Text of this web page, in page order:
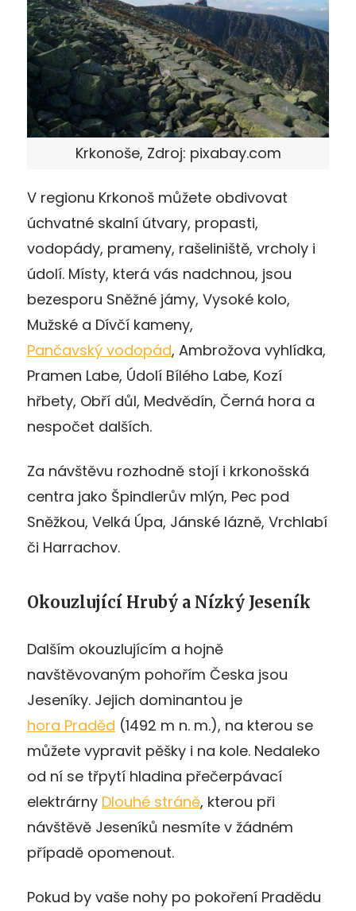
Krkonoše, Zdroj: pixabay.com
V regionu Krkonoš můžete obdivovat
úchvatné skalní útvary, propasti,
vodopády, prameny, rašeliniště, vrcholy i
údolí. Místy, která vás nadchnou, jsou
bezesporu Sněžné jámy, Vysoké kolo,
Mužské a Dívčí kameny,
Pančavský vodopád, Ambrožova vyhlídka,
Pramen Labe, Údolí Bílého Labe, Kozí
hřbety, Obří důl, Medvědín, Černá hora a
nespočet dalších.
Za návštěvu rozhodně stojí i krkonošská
centra jako Špindlerův mlýn, Pec pod
Sněžkou, Velká Úpa, Jánské lázně, Vrchlabí
či Harrachov.
Okouzlující Hrubý a Nízký Jeseník
Dalším okouzlujícím a hojně
navštěvovaným pohořím Česka jsou
Jeseníky. Jejich dominantou je
hora Praděd (1492 m n. m.), na kterou se
můžete vypravit pěšky i na kole. Nedaleko
od ní se třpytí hladina přečerpávací
elektrárny Dlouhé stráně, kterou při
návštěvě Jeseníků nesmíte v žádném
případě opomenout.
Pokud by vaše nohy po pokoření Pradědu